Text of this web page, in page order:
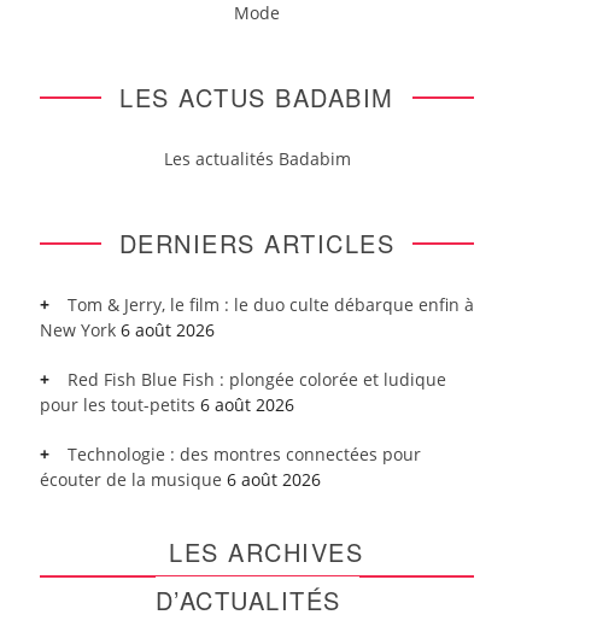
Mode
LES ACTUS BADABIM
Les actualités Badabim
DERNIERS ARTICLES
Tom & Jerry, le film : le duo culte débarque enfin à
New York 6 août 2026
Red Fish Blue Fish : plongée colorée et ludique
pour les tout-petits 6 août 2026
Technologie : des montres connectées pour
écouter de la musique 6 août 2026
LES ARCHIVES
D’ACTUALITÉS